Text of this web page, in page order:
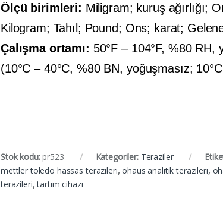
Ölçü birimleri: Miligram; kuruş ağırlığı;
Kilogram; Tahıl; Pound; Ons; karat;
Çalışma ortamı: 50°F – 104°F, %80 RH,
(10°C – 40°C, %80 BN, yoğuşmasız;
Stok kodu:pr523 Kategoriler: Teraziler
mettler toledo hassas terazileri,ohaus analitik terazileri,
terazileri,tartım cihazı